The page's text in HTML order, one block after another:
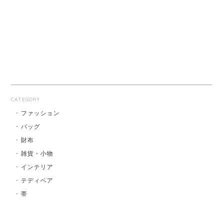
CATEGORY
ファッション
バッグ
財布
雑貨・小物
インテリア
テディベア
帯